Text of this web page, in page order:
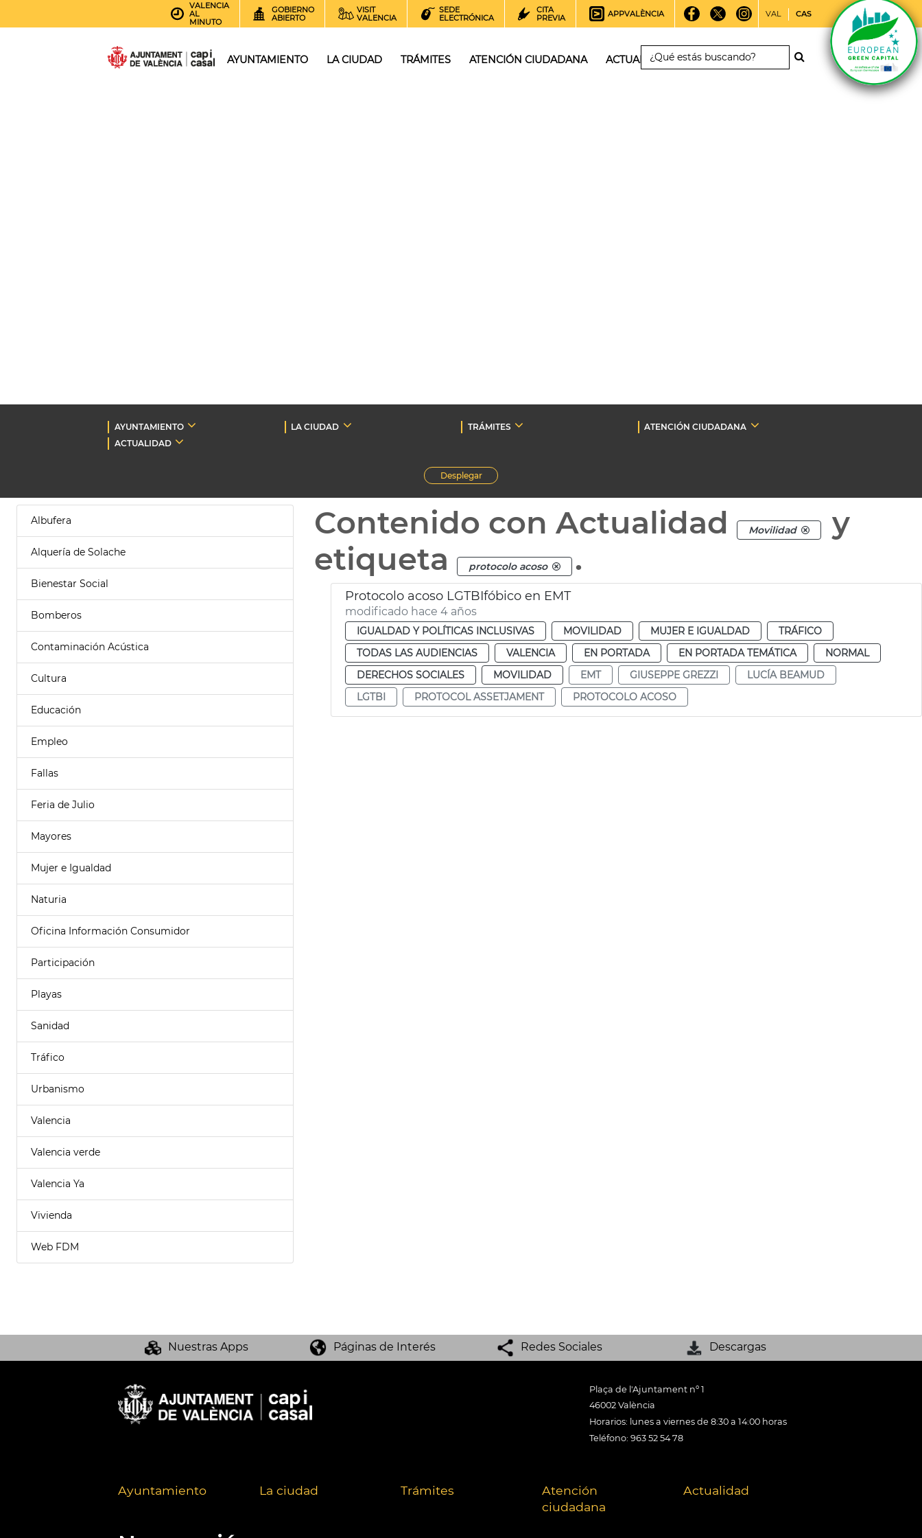
VALENCIA
AL
MINUTO
GOBIERNO
ABIERTO
VISIT
VALENCIA
SEDE
ELECTRÓNICA
CITA
PREVIA
APPVALÈNCIA VAL CAS
AYUNTAMIENTO LA CIUDAD TRÁMITES ATENCIÓN CIUDADANA ACTUALIDAD
AYUNTAMIENTO LA CIUDAD TRÁMITES
ATENCIÓN CIUDADANA
ACTUALIDAD
Desplegar
Albufera
Alquería de Solache
Bienestar Social
Bomberos
Contaminación Acústica
Cultura
Educación
Empleo
Fallas
Feria de Julio
Mayores
Mujer e Igualdad
Naturia
Oficina Información Consumidor
Participación
Playas
Sanidad
Tráfico
Urbanismo
Valencia
Valencia verde
Valencia Ya
Vivienda
Web FDM
Contenido con Actualidad Movilidad
y
etiqueta
protocolo acoso .
Protocolo acoso LGTBIfóbico en EMT
modificado hace 4 años
IGUALDAD Y POLÍTICAS INCLUSIVAS MOVILIDAD MUJER E IGUALDAD
TRÁFICO
TODAS LAS AUDIENCIAS
VALENCIA EN PORTADA EN PORTADA TEMÁTICA
NORMAL
DERECHOS SOCIALES
MOVILIDAD EMT GIUSEPPE GREZZI
LUCÍA BEAMUD
LGTBI
PROTOCOL ASSETJAMENT PROTOCOLO ACOSO
Nuestras Apps Páginas de Interés Redes Sociales Descargas
Plaça de l'Ajuntament nº 1
46002 València
Horarios: lunes a viernes de 8:30 a 14:00 horas
Teléfono: 963 52 54 78
Ayuntamiento La ciudad Trámites
Atención
ciudadana
Actualidad